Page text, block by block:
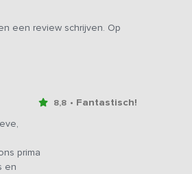
een review schrijven. Op
8,8 • Fantastisch!
prima
en